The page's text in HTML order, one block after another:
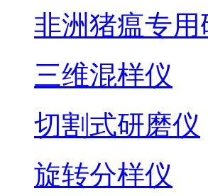
非洲猪瘟专用
三维混样仪
切割式研磨仪
旋转分样仪